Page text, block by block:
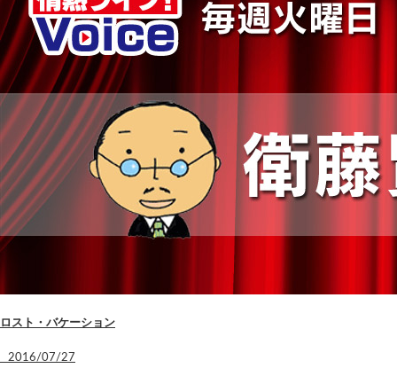
ロスト・バケーション
2016/07/27